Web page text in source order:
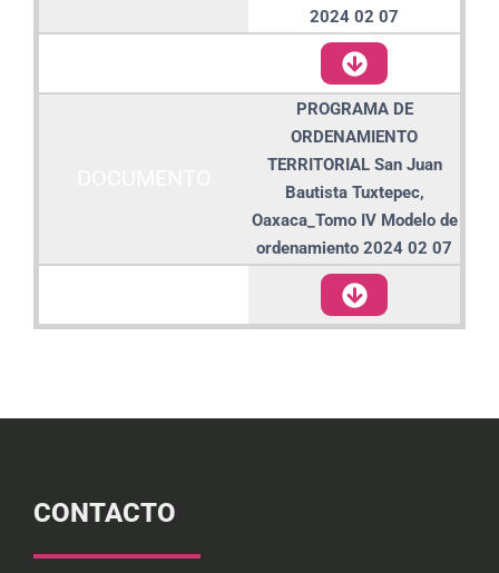
2024 02 07
PROGRAMA DE
ORDENAMIENTO
TERRITORIAL San Juan
Bautista Tuxtepec,
Oaxaca_Tomo IV Modelo de
ordenamiento 2024 02 07
CONTACTO